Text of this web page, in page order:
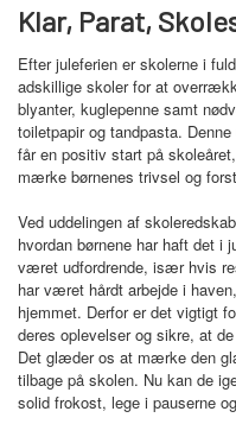
Klar, Parat,
Efter juleferien er skolerne i
adskillige skoler for at
blyanter, kuglepenne samt
toiletpapir og tandpasta.
får en positiv start på
mærke børnenes trivsel og
Ved uddelingen af
hvordan børnene har haft det i
været udfordrende, især hvis
har været hårdt arbejde i
hjemmet. Derfor er det vigtigt
deres oplevelser og sikre, at
Det glæder os at mærke den
tilbage på skolen. Nu kan de
solid frokost, lege i pauserne